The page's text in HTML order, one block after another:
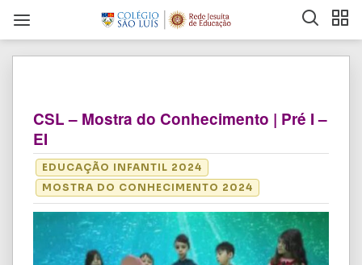
CSL – Mostra do Conhecimento | Pré I –
EI
EDUCAÇÃO INFANTIL 2024
MOSTRA DO CONHECIMENTO 2024